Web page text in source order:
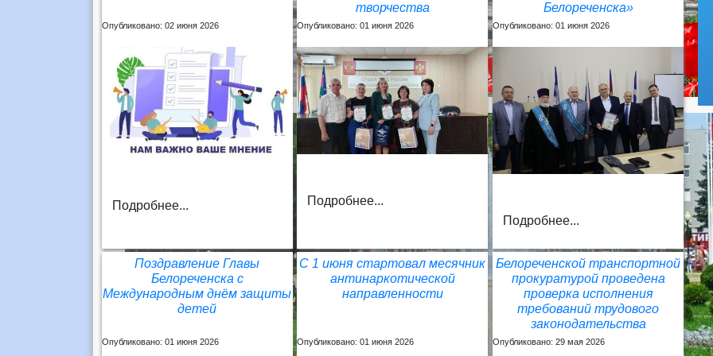
Опубликовано: 02 июня 2026
Подробнее...
творчества
Опубликовано: 01 июня 2026
Подробнее...
Белореченска»
Опубликовано: 01 июня 2026
Подробнее...
Поздравление Главы
Белореченска с
Международным днём защиты
детей
Опубликовано: 01 июня 2026
С 1 июня стартовал месячник
антинаркотической
направленности
Опубликовано: 01 июня 2026
Белореченской транспортной
прокуратурой проведена
проверка исполнения
требований трудового
законодательства
Опубликовано: 29 мая 2026